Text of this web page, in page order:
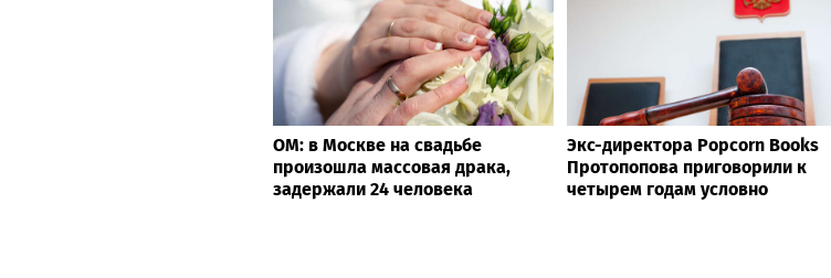
ОМ: в Москве на свадьбе
произошла массовая драка,
задержали 24 человека
Экс-директора Popcorn Books
Протопопова приговорили к
четырем годам условно